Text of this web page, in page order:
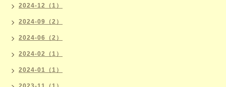
2024-12（1）
2024-09（2）
2024-06（2）
2024-02（1）
2024-01（1）